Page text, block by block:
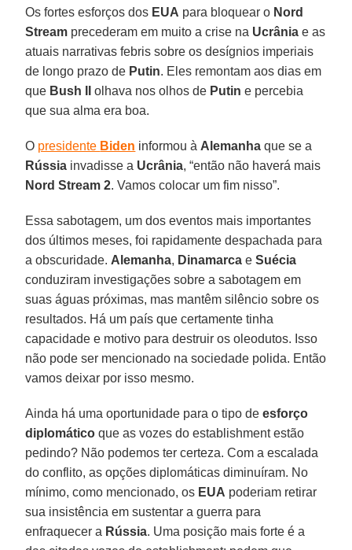
Os fortes esforços dos EUA para bloquear o Nord
Stream precederam em muito a crise na Ucrânia e as
atuais narrativas febris sobre os desígnios imperiais
de longo prazo de Putin. Eles remontam aos dias em
que Bush II olhava nos olhos de Putin e percebia
que sua alma era boa.
O presidente Biden informou à Alemanha que se a
Rússia invadisse a Ucrânia, “então não haverá mais
Nord Stream 2. Vamos colocar um fim nisso”.
Essa sabotagem, um dos eventos mais importantes
dos últimos meses, foi rapidamente despachada para
a obscuridade. Alemanha, Dinamarca eSuécia
conduziram investigações sobre a sabotagem em
suas águas próximas, mas mantêm silêncio sobre os
resultados. Há um país que certamente tinha
capacidade e motivo para destruir os oleodutos. Isso
não pode ser mencionado na sociedade polida. Então
vamos deixar por isso mesmo.
Ainda há uma oportunidade para o tipo de esforço
diplomático que as vozes do establishment estão
pedindo? Não podemos ter certeza. Com a escalada
do conflito, as opções diplomáticas diminuíram. No
mínimo, como mencionado, os EUA poderiam retirar
sua insistência em sustentar a guerra para
enfraquecer a Rússia. Uma posição mais forte é a